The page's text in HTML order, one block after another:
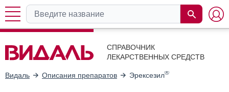
СПРАВОЧНИК
ЛЕКАРСТВЕННЫХ СРЕДСТВ
Видаль Описания препаратов Эрексезил®